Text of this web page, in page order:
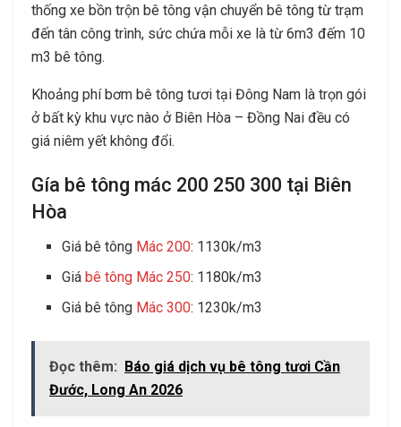
thống xe bồn trộn bê tông vận chuyển bê tông từ trạm
đến tân công trình, sức chứa mỗi xe là từ 6m3 đếm 10
m3 bê tông.
Khoảng phí bơm bê tông tươi tại Đông Nam là trọn gói
ở bất kỳ khu vực nào ở Biên Hòa – Đồng Nai đều có
giá niêm yết không đổi.
Gía bê tông mác 200 250 300 tại Biên
Hòa
Giá bê tông Mác 200: 1130k/m3
Giábê tông Mác 250: 1180k/m3
Giá bê tông Mác 300: 1230k/m3
Đọc thêm: Báo giá dịch vụ bê tông tươi Cần
Đước, Long An 2026